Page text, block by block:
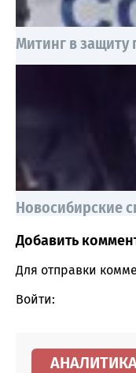
Митинг в защиту
Новосибирские
Добавить
Для отправки
Войти: